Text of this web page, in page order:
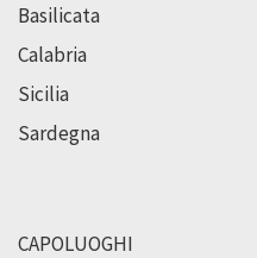
Basilicata
Calabria
Sicilia
Sardegna
CAPOLUOGHI